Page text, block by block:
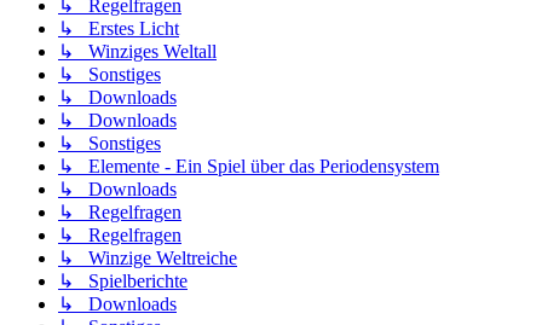
↳ Regelfragen
↳ Erstes Licht
↳ Winziges Weltall
↳ Sonstiges
↳ Downloads
↳ Downloads
↳ Sonstiges
↳ Elemente - Ein Spiel über das Periodensystem
↳ Downloads
↳ Regelfragen
↳ Regelfragen
↳ Winzige Weltreiche
↳ Spielberichte
↳ Downloads